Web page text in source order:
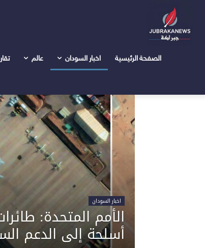
الصفحة الرئيسية اخبار السودان عالم
اخبار السودان
الأمم المتحدة:
أسلحة إلى الدعم